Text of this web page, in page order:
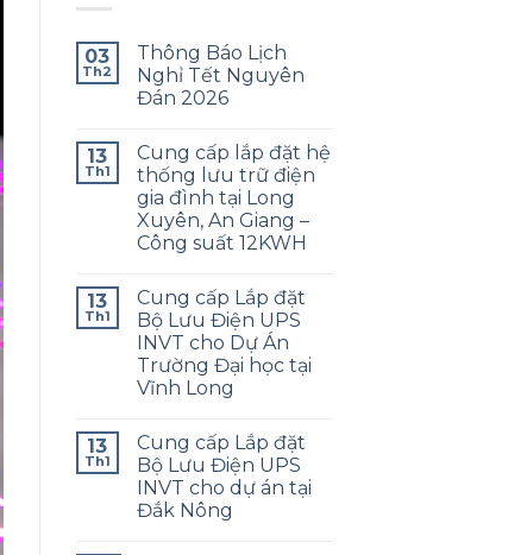
03
Th2
Thông Báo Lịch
Nghỉ Tết Nguyên
Đán 2026
13
Th1
Cung cấp lắp đặt hệ
thống lưu trữ điện
gia đình tại Long
Xuyên, An Giang –
Công suất 12KWH
13
Th1
Cung cấp Lắp đặt
Bộ Lưu Điện UPS
INVT cho Dự Án
Trường Đại học tại
Vĩnh Long
13
Th1
Cung cấp Lắp đặt
Bộ Lưu Điện UPS
INVT cho dự án tại
Đắk Nông